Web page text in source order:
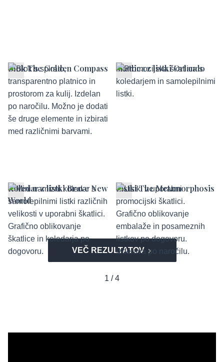
Blok The Golden Compass Škatlica z listki Orlando
Koledar z listki Brave New
World
Listki The Metamorphosis
VEČ REZULTATOV
1 / 4